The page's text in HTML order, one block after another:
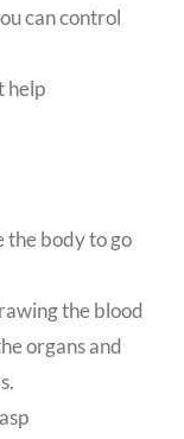
can control
help
the body to go
the blood
organs and